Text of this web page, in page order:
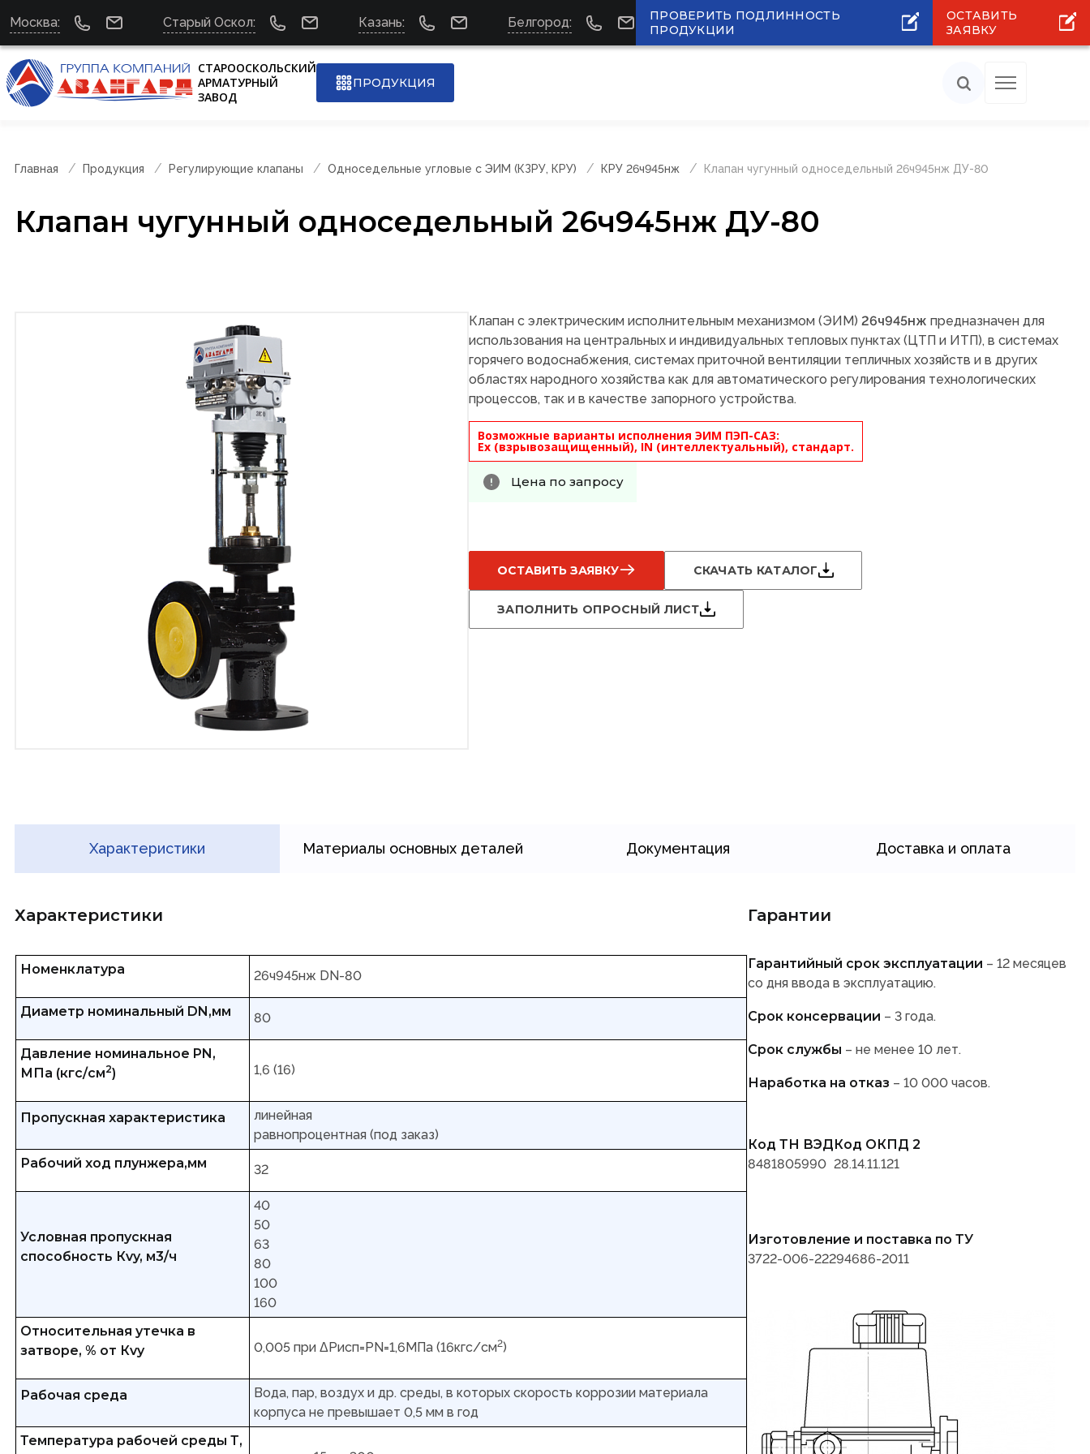
Москва: Старый Оскол: Казань: Белгород:
ПРОВЕРИТЬ ПОДЛИННОСТЬ
ПРОДУКЦИИ
ОСТАВИТЬ
ЗАЯВКУ
СТАРООСКОЛЬСКИЙ
АРМАТУРНЫЙ
ЗАВОД
ПРОДУКЦИЯ
Главная Продукция Регулирующие клапаны Односедельные угловые с ЭИМ (КЗРУ, КРУ) КРУ 26ч945нж Клапан чугунный односедельный 26ч945нж ДУ-80
Клапан чугунный односедельный 26ч945нж ДУ-80
Клапан с электрическим исполнительным механизмом (ЭИМ) 26ч945нж предназначен для
использования на центральных и индивидуальных тепловых пунктах (ЦТП и ИТП), в системах
горячего водоснабжения, системах приточной вентиляции тепличных хозяйств и в других
областях народного хозяйства как для автоматического регулирования технологических
процессов, так и в качестве запорного устройства.
Возможные варианты исполнения ЭИМ ПЭП-САЗ:
Ex (взрывозащищенный), IN (интеллектуальный), стандарт.
Цена по запросу
ОСТАВИТЬ ЗАЯВКУ СКАЧАТЬ КАТАЛОГ
ЗАПОЛНИТЬ ОПРОСНЫЙ ЛИСТ
Характеристики Материалы основных деталей Документация Доставка и оплата
Характеристики
Номенклатура 26ч945нж DN-80
Диаметр номинальный DN,мм 80
Давление номинальное PN,
МПа (кгс/см2) 1,6 (16)
Пропускная характеристика
линейная
равнопроцентная (под заказ)
Рабочий ход плунжера,мм
32
Условная пропускная
способность Кvy, м3/ч
40
50
63
80
100
160
Относительная утечка в
затворе, % от Кvy
0,005 при ΔРисп=PN=1,6МПа (16кгс/см2)
Рабочая среда
Вода, пар, воздух и др. среды, в которых скорость коррозии материала
корпуса не превышает 0,5 мм в год
Температура рабочей среды Т,
Гарантии
Гарантийный срок эксплуатации – 12 месяцев
со дня ввода в эксплуатацию.
Срок консервации – 3 года.
Срок службы – не менее 10 лет.
Наработка на отказ – 10 000 часов.
Код ТН ВЭД
8481805990
Код ОКПД 2
28.14.11.121
Изготовление и поставка по ТУ
3722-006-22294686-2011